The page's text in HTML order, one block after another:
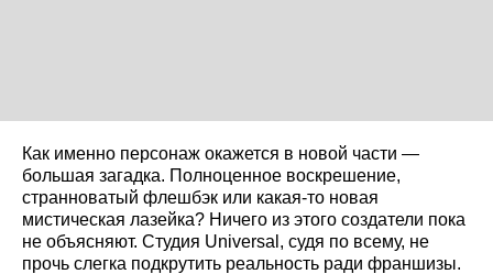
Как именно персонаж окажется в новой части —
большая загадка. Полноценное воскрешение,
странноватый флешбэк или какая-то новая
мистическая лазейка? Ничего из этого создатели пока
не объясняют. Студия Universal, судя по всему, не
прочь слегка подкрутить реальность ради франшизы.